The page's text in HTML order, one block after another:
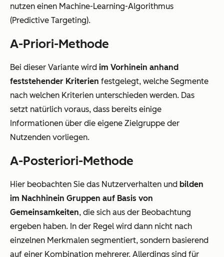
nutzen einen Machine-Learning-Algorithmus
(Predictive Targeting).
A-Priori-Methode
Bei dieser Variante wird im Vorhinein anhand
feststehender Kriterien festgelegt, welche Segmente
nach welchen Kriterien unterschieden werden. Das
setzt natürlich voraus, dass bereits einige
Informationen über die eigene Zielgruppe der
Nutzenden vorliegen.
A-Posteriori-Methode
Hier beobachten Sie das Nutzerverhalten und bilden
im Nachhinein Gruppen auf Basis von
Gemeinsamkeiten, die sich aus der Beobachtung
ergeben haben. In der Regel wird dann nicht nach
einzelnen Merkmalen segmentiert, sondern basierend
auf einer Kombination mehrerer. Allerdings sind für